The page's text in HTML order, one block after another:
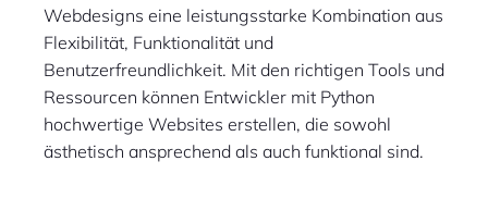
Webdesigns eine leistungsstarke Kombination aus
Flexibilität, Funktionalität und
Benutzerfreundlichkeit. Mit den richtigen Tools und
Ressourcen können Entwickler mit Python
hochwertige Websites erstellen, die sowohl
ästhetisch ansprechend als auch funktional sind.